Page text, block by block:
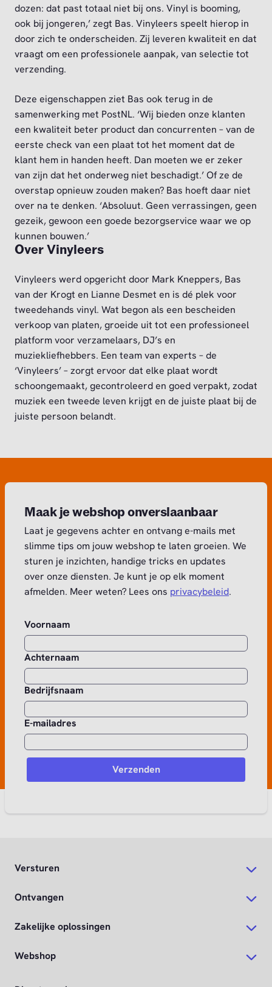
dozen: dat past totaal niet bij ons. Vinyl is booming,
ook bij jongeren,’ zegt Bas. Vinyleers speelt hierop in
door zich te onderscheiden. Zij leveren kwaliteit en dat
vraagt om een professionele aanpak, van selectie tot
verzending.
Deze eigenschappen ziet Bas ook terug in de
samenwerking met PostNL. ‘Wij bieden onze klanten
een kwaliteit beter product dan concurrenten – van de
eerste check van een plaat tot het moment dat de
klant hem in handen heeft. Dan moeten we er zeker
van zijn dat het onderweg niet beschadigt.’ Of ze de
overstap opnieuw zouden maken? Bas hoeft daar niet
over na te denken. ‘Absoluut. Geen verrassingen, geen
gezeik, gewoon een goede bezorgservice waar we op
kunnen bouwen.’
Over Vinyleers
Vinyleers werd opgericht door Mark Kneppers, Bas
van der Krogt en Lianne Desmet en is dé plek voor
tweedehands vinyl. Wat begon als een bescheiden
verkoop van platen, groeide uit tot een professioneel
platform voor verzamelaars, DJ’s en
muziekliefhebbers. Een team van experts – de
‘Vinyleers’ – zorgt ervoor dat elke plaat wordt
schoongemaakt, gecontroleerd en goed verpakt, zodat
muziek een tweede leven krijgt en de juiste plaat bij de
juiste persoon belandt.
Maak je webshop onverslaanbaar
Laat je gegevens achter en ontvang e-mails met
slimme tips om jouw webshop te laten groeien. We
sturen je inzichten, handige tricks en updates
over onze diensten. Je kunt je op elk moment
afmelden. Meer weten? Lees ons privacybeleid.
Voornaam
Achternaam
Bedrijfsnaam
E-mailadres
Versturen
Ontvangen
Zakelijke oplossingen
Webshop